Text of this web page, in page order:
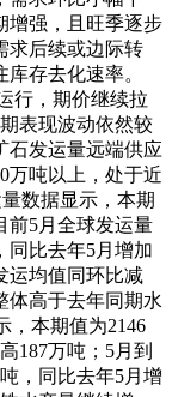
增强，且旺季逐步
求后续或边际转
存去化速率。
行，期价继续拉
表现波动依然较
石发运量远端供应
万吨以上，处于近
数据显示，本期
前5月全球发运量
同比去年5月增加
运均值同环比减
体高于去年同期水
，本期值为2146
187万吨；5月到
，同比去年5月增